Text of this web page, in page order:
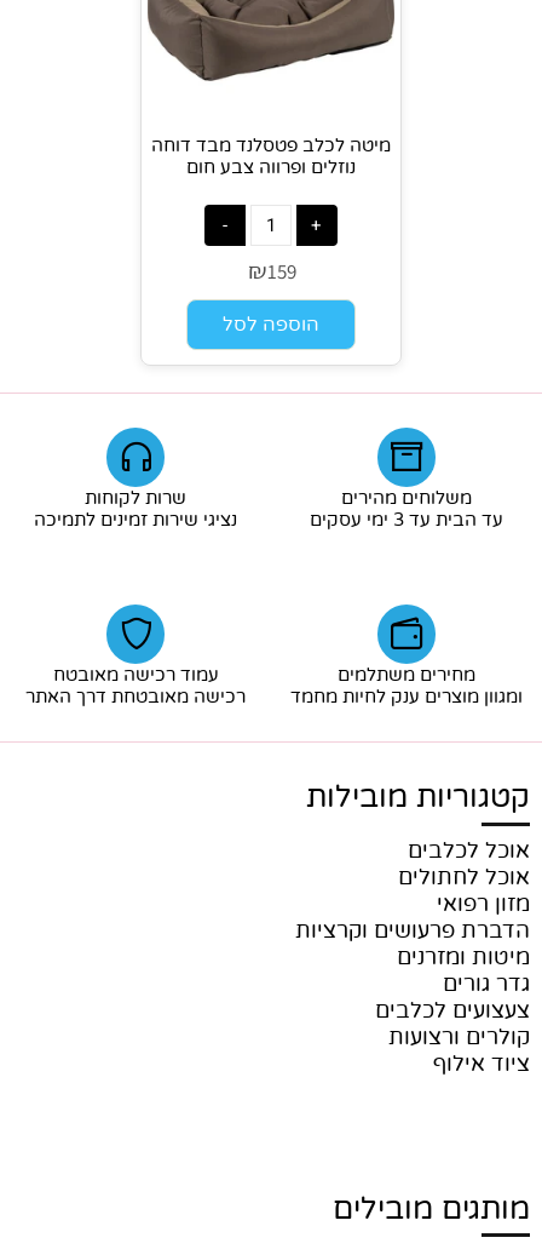
מיטה לכלב פטסלנד מבד דוחה
נוזלים ופרווה צבע חום
₪159
הוספה לסל
משלוחים מהירים
עד הבית עד 3 ימי עסקים
שרות לקוחות
נציגי שירות זמינים לתמיכה
מחירים משתלמים
ומגוון מוצרים ענק לחיות מחמד
עמוד רכישה מאובטח
רכישה מאובטחת דרך האתר
קטגוריות מובילות
אוכל לכלבים
אוכל לחתולים
מזון רפואי
הדברת פרעושים וקרציות
מיטות ומזרנים
גדר גורים
צעצועים לכלבים
קולרים ורצועות
ציוד אילוף
מותגים מובילים